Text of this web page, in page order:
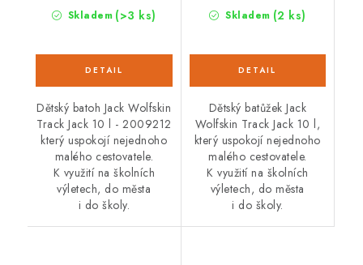
Skladem (>3 ks)
Dětský batoh Jack Wolfskin
Track Jack 10 l - 2009212
který uspokojí nejednoho
malého cestovatele.
K využití na školních
výletech, do města
i do školy.
Skladem (2 ks)
Dětský batůžek Jack
Wolfskin Track Jack 10 l,
který uspokojí nejednoho
malého cestovatele.
K využití na školních
výletech, do města
i do školy.